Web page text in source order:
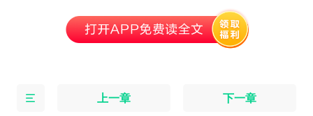
上一章 下一章